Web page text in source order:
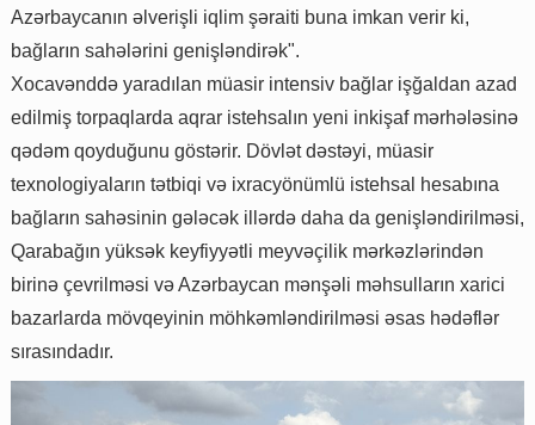
Azərbaycanın əlverişli iqlim şəraiti buna imkan verir ki,
bağların sahələrini genişləndirək".
Xocavənddə yaradılan müasir intensiv bağlar işğaldan azad
edilmiş torpaqlarda aqrar istehsalın yeni inkişaf mərhələsinə
qədəm qoyduğunu göstərir. Dövlət dəstəyi, müasir
texnologiyaların tətbiqi və ixracyönümlü istehsal hesabına
bağların sahəsinin gələcək illərdə daha da genişləndirilməsi,
Qarabağın yüksək keyfiyyətli meyvəçilik mərkəzlərindən
birinə çevrilməsi və Azərbaycan mənşəli məhsulların xarici
bazarlarda mövqeyinin möhkəmləndirilməsi əsas hədəflər
sırasındadır.